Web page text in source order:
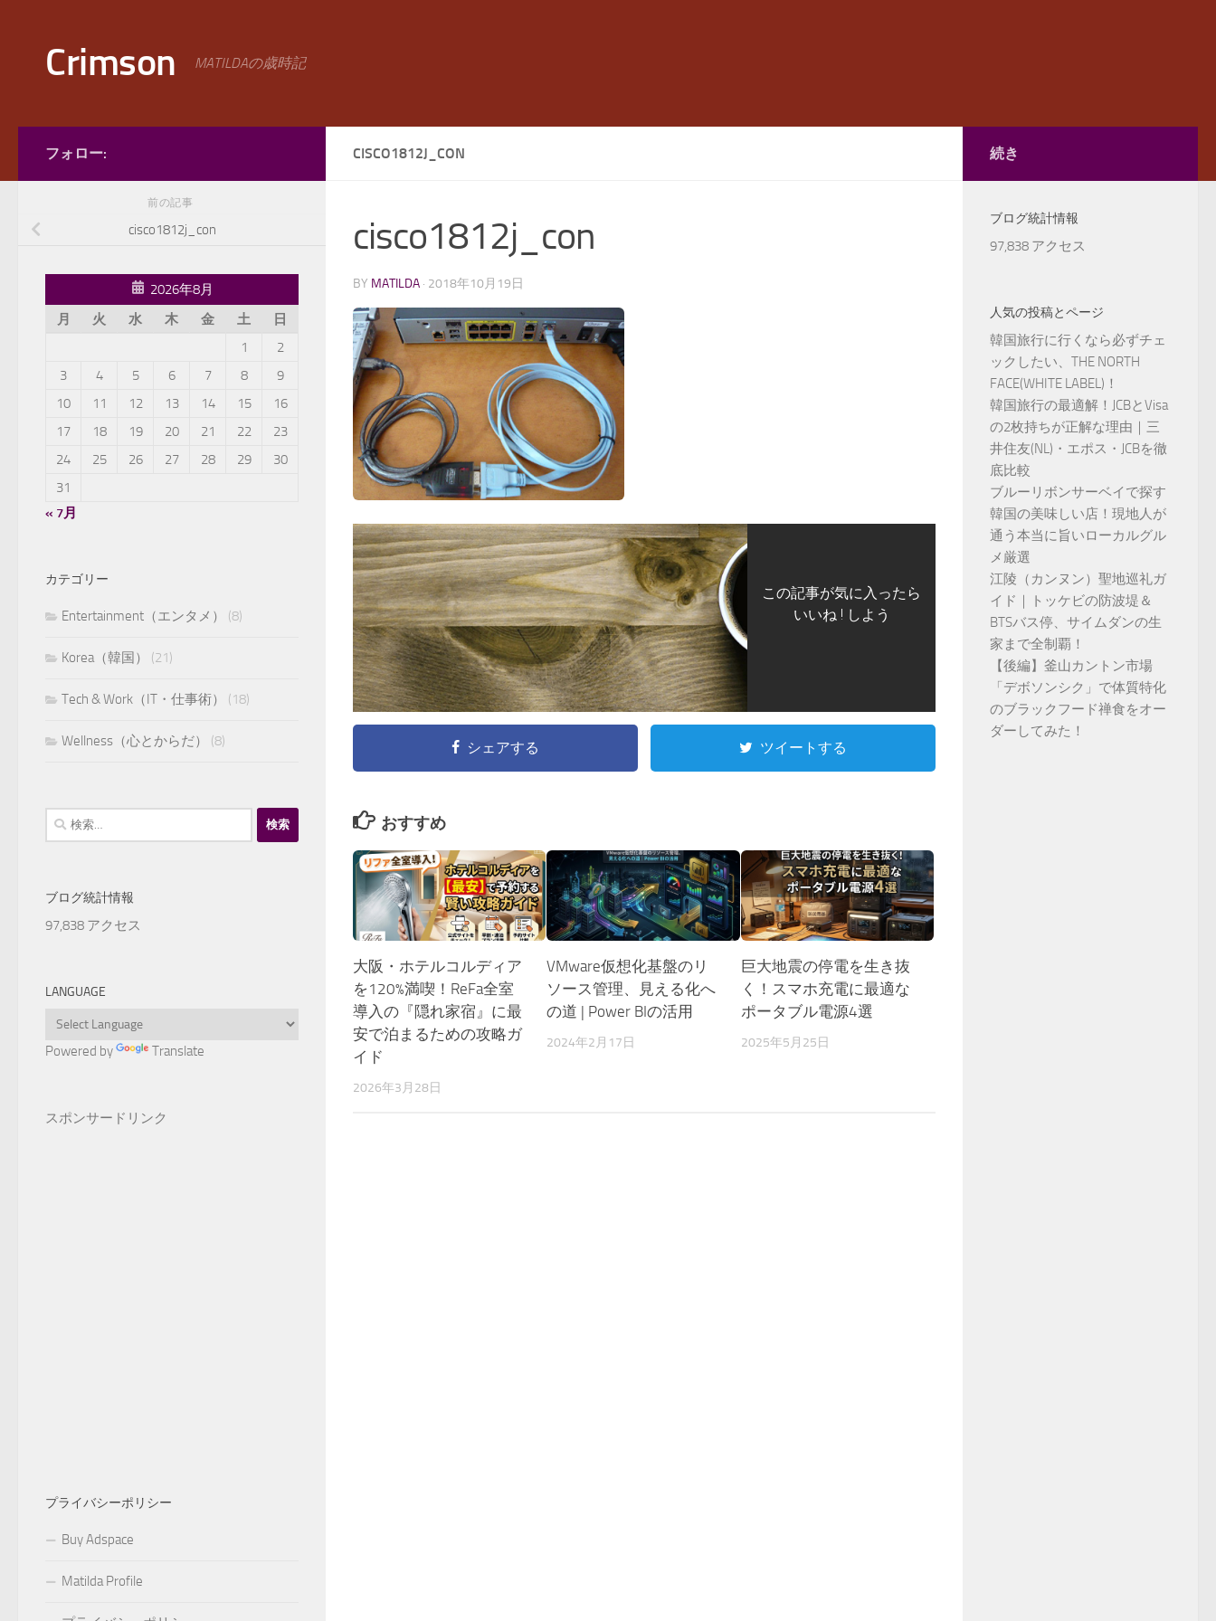
Crimson MATILDAの歳時記
CISCO1812J_CON
cisco1812j_con
BY MATILDA · 2018年10月19日
この記事が気に入ったら
いいね ! しよう
シェアする ツイートする
おすすめ
大阪・ホテルコルディア
を120%満喫！ReFa全室
導入の『隠れ家宿』に最
安で泊まるための攻略ガ
イド
2026年3月28日
VMware仮想化基盤のリ
ソース管理、見える化へ
の道 | Power BIの活用
2024年2月17日
巨大地震の停電を生き抜
く！スマホ充電に最適な
ポータブル電源4選
2025年5月25日
フォロー:
前の記事
cisco1812j_con
2026年8月
月
火 水 木 金 土
日
1
2
3
4 5 6 7 8
9
10
11 12 13 14 15
16
17
18 19 20 21 22
23
24
25 26 27 28 29
30
31
« 7月
カテゴリー
Entertainment（エンタメ） (8)
Korea（韓国） (21)
Tech & Work（IT・仕事術） (18)
Wellness（心とからだ） (8)
検
索:
ブログ統計情報
97,838 アクセス
LANGUAGE
Powered by Translate
スポンサードリンク
プライバシーポリシー
Buy Adspace
Matilda Profile
続き
ブログ統計情報
97,838 アクセス
人気の投稿とページ
韓国旅行に行くなら必ずチェ
ックしたい、THE NORTH
FACE(WHITE LABEL)！
韓国旅行の最適解！JCBとVisa
の2枚持ちが正解な理由｜三
井住友(NL)・エポス・JCBを徹
底比較
ブルーリボンサーベイで探す
韓国の美味しい店！現地人が
通う本当に旨いローカルグル
メ厳選
江陵（カンヌン）聖地巡礼ガ
イド｜トッケビの防波堤＆
BTSバス停、サイムダンの生
家まで全制覇！
【後編】釜山カントン市場
「デボソンシク」で体質特化
のブラックフード禅食をオー
ダーしてみた！